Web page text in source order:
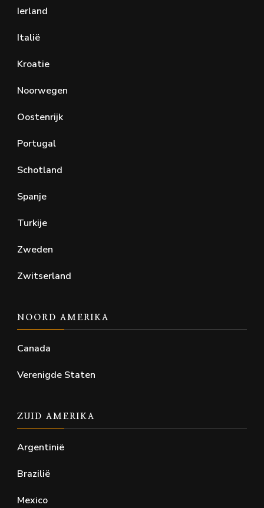
Ierland
Italië
Kroatie
Noorwegen
Oostenrijk
Portugal
Schotland
Spanje
Turkije
Zweden
Zwitserland
NOORD AMERIKA
Canada
Verenigde Staten
ZUID AMERIKA
Argentinië
Brazilië
Mexico